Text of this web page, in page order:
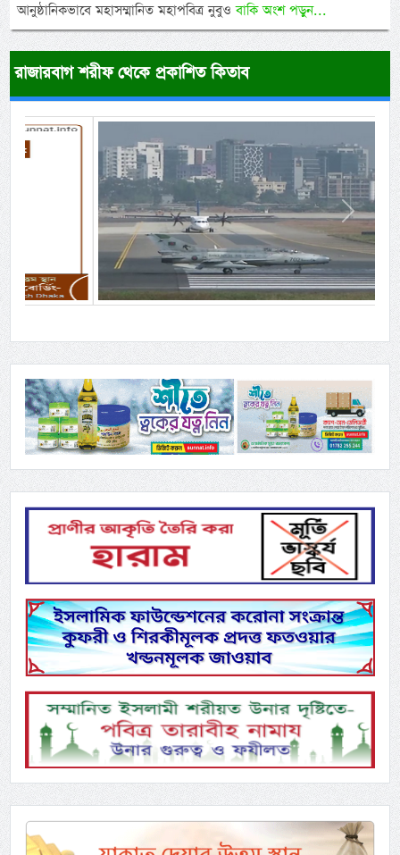
আনুষ্ঠানিকভাবে মহাসম্মানিত মহাপবিত্র নুবুওবাকি অংশ পড়ুন...
রাজারবাগ শরীফ থেকে প্রকাশিত কিতাব
Previous Next